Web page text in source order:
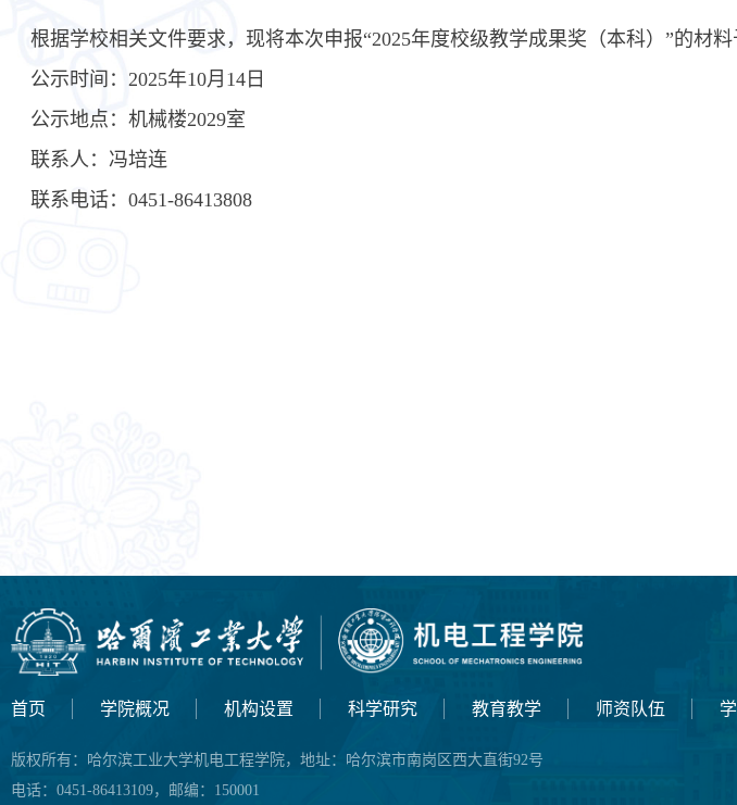
根据学校相关文件要求，现将本次申报“2025年度校级教学成果奖（本科） ”的材料
公示时间： 2025年10月 14 日
公示地点：机械楼2029室
联系人：冯培连
联系电话： 0451-86413808
首页 学院概况 机构设置 科学研究 教育教学 师资队伍
版权所有： 哈尔滨工业大学机电工程学院，地址：哈尔滨市南岗区西大直街92号
电话： 0451-86413109，邮编：150001